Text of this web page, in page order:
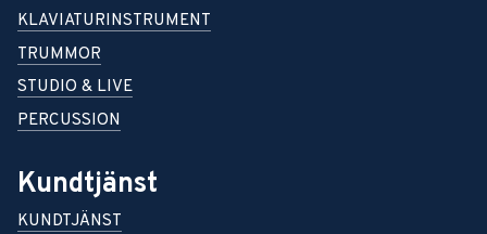
KLAVIATURINSTRUMENT
TRUMMOR
STUDIO & LIVE
PERCUSSION
Kundtjänst
KUNDTJÄNST